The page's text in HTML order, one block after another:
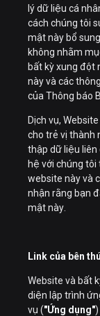
lý dữ liệu cá
cách chúng tôi
mật này bổ
không nhằm
bất kỳ xung đột
này và các
của Thông báo
Dịch vụ,
cho trẻ vị thành
thập dữ liệu liên
hệ với chúng
website này và
nhận rằng bạn
mật này.
Link của bên
Website và bất
diện lập trình
vụ ("Ứng dụng")